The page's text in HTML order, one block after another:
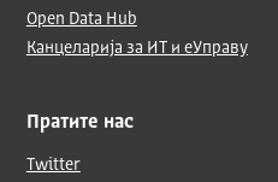
Open Data Hub
Канцеларија за ИТ и еУправу
Пратите нас
Twitter